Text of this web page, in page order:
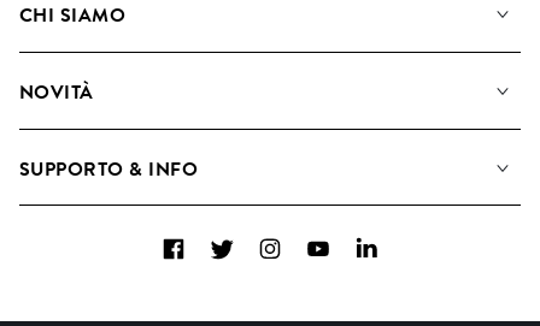
Cerca
CHI SIAMO
Come utilizziamo l'intelligenza artificiale
NOVITÀ
SUPPORTO & INFO
FacebookTwitterInstagramYouTubeLinkedIn